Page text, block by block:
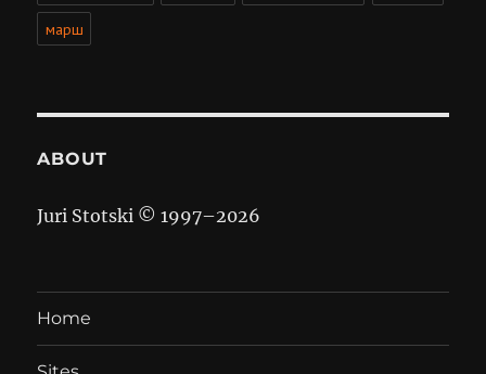
марш
ABOUT
Juri Stotski © 1997–2026
Home